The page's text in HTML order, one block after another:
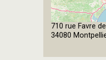
710 rue Favre
34080